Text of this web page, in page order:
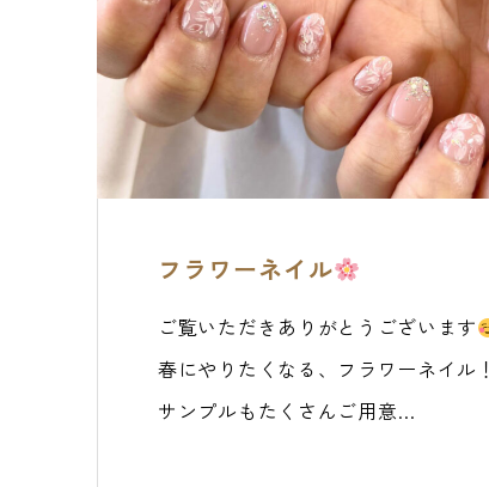
フラワーネイル
ご覧いただきありがとうございます
春にやりたくなる、フラワーネイル！
サンプルもたくさんご用意…